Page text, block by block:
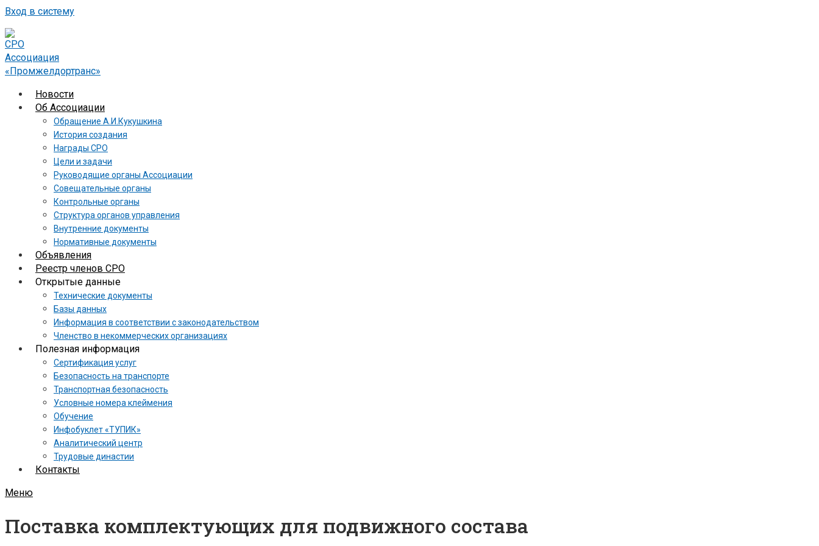
Вход в систему
Новости
Об Ассоциации
Обращение А.И.Кукушкина
История создания
Награды СРО
Цели и задачи
Руководящие органы Ассоциации
Совещательные органы
Контрольные органы
Структура органов управления
Внутренние документы
Нормативные документы
Объявления
Реестр членов СРО
Открытые данные
Технические документы
Базы данных
Информация в соответствии с законодательством
Членство в некоммерческих организациях
Полезная информация
Сертификация услуг
Безопасность на транспорте
Транспортная безопасность
Условные номера клеймения
Обучение
Инфобуклет «ТУПИК»
Аналитический центр
Трудовые династии
Контакты
Меню
Поставка комплектующих для подвижного состава